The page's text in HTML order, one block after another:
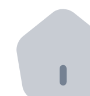
Distributeurs
Intégrez un
API Bitnovo
Intégrez